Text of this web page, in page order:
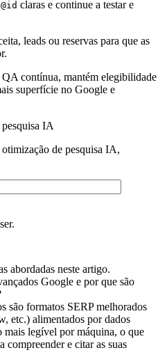
@id claras e continue a testar e
leads ou reservas para que as
contínua, mantém elegibilidade
superfície no Google e
IA
de pesquisa IA,
abordadas neste artigo.
Google e por que são
são formatos SERP melhorados
etc.) alimentados por dados
mais legível por máquina, o que
compreender e citar as suas